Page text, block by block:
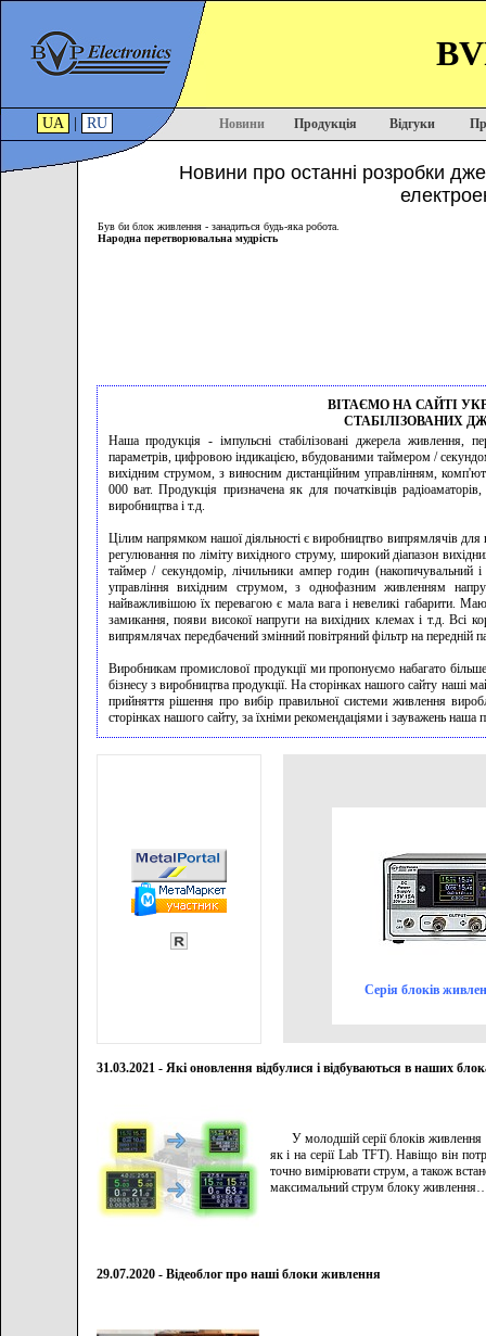
UA RU Новини Продукція Відгуки
Новини про останні розробки
Був би блок живлення - занадиться будь-яка робота.
Народна перетворювальна мудрість
ВІТАЄМО НА САЙТІ
СТАБІЛІЗОВАНИХ
Наша продукція - імпульсні стабілізовані джерела живлення,
параметрів, цифровою індикацією, вбудованими таймером /
вихідним струмом, з виносним дистанційним управлінням,
000 ват. Продукція призначена як для початківців
виробництва і т.д.
Цілим напрямком нашої діяльності є виробництво випрямлячів
регулювання по ліміту вихідного струму, широкий діапазон
таймер / секундомір, лічильники ампер годин (накопичувальний
управління вихідним струмом, з однофазним живленням
найважливішою їх перевагою є мала вага і невеликі габарити.
замикання, появи високої напруги на вихідних клемах і т.д. Всі
випрямлячах передбачений змінний повітряний фільтр на передній
Виробникам промислової продукції ми пропонуємо набагато
бізнесу з виробництва продукції. На сторінках нашого сайту наші
прийняття рішення про вибір правильної системи живлення
сторінках нашого сайту, за їхніми рекомендаціями і зауважень
Серія блоків
31.03.2021 - Які оновлення відбулися і відбуваються в наших
У молодшій серії блоків
як і на серії Lab TFT). Навіщо він
точно вимірювати струм, а також
максимальний струм блоку
29.07.2020 - Відеоблог про наші блоки живлення